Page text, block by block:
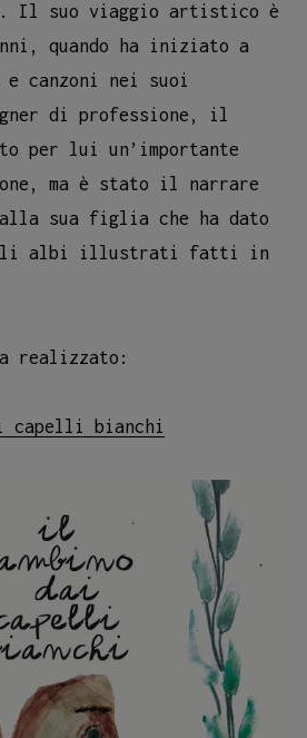
Il suo viaggio artistico è
quando ha iniziato a
e canzoni nei suoi
di professione, il
per lui un’importante
ma è stato il narrare
sua figlia che ha dato
albi illustrati fatti in
realizzato:
capelli bianchi